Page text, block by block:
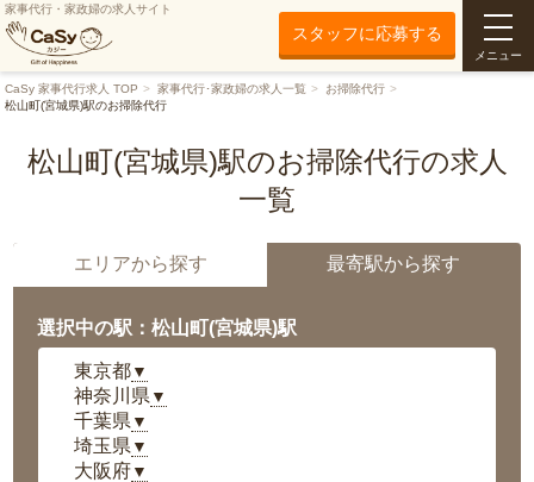
家事代行・家政婦の求人サイト
スタッフに応募する
メニュー
CaSy 家事代行求人 TOP 家事代行･家政婦の求人一覧
お掃除代行
松山町(宮城県)駅のお掃除代行
松山町(宮城県)駅のお掃除代行の求人
一覧
エリアから探す 最寄駅から探す
選択中の駅：松山町(宮城県)駅
東京都▼
神奈川県 ▼
千葉県 ▼
埼玉県 ▼
大阪府▼